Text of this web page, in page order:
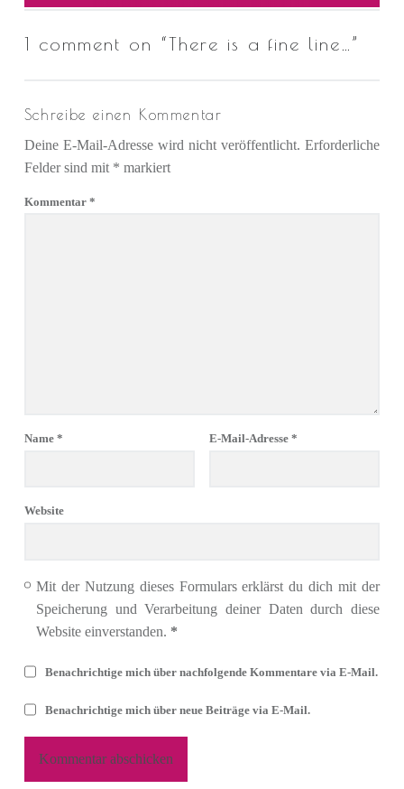
1 comment on “There is a fine line…”
Schreibe einen Kommentar
Deine E-Mail-Adresse wird nicht veröffentlicht. Erforderliche
Felder sind mit * markiert
Kommentar *
Name * E-Mail-Adresse *
Website
Mit der Nutzung dieses Formulars erklärst du dich mit der
Speicherung und Verarbeitung deiner Daten durch diese
Website einverstanden. *
Benachrichtige mich über nachfolgende Kommentare via E-Mail.
Benachrichtige mich über neue Beiträge via E-Mail.